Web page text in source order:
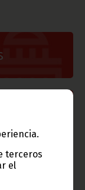
terceros
el